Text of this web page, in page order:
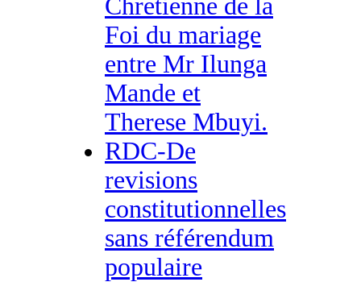
Chretienne de la
Foi du mariage
entre Mr Ilunga
Mande et
Therese Mbuyi.
RDC-De
revisions
constitutionnelles
sans référendum
populaire